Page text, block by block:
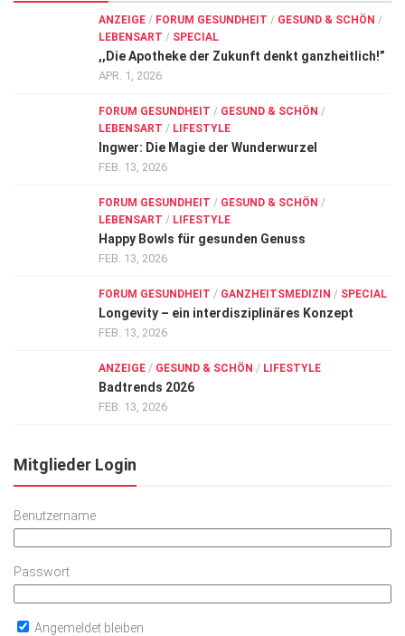
ANZEIGE / FORUM GESUNDHEIT / GESUND & SCHÖN /
LEBENSART / SPECIAL
,,Die Apotheke der Zukunft denkt ganzheitlich!”
APR. 1, 2026
FORUM GESUNDHEIT / GESUND & SCHÖN /
LEBENSART / LIFESTYLE
Ingwer: Die Magie der Wunderwurzel
FEB. 13, 2026
FORUM GESUNDHEIT / GESUND & SCHÖN /
LEBENSART / LIFESTYLE
Happy Bowls für gesunden Genuss
FEB. 13, 2026
FORUM GESUNDHEIT / GANZHEITSMEDIZIN / SPECIAL
Longevity – ein interdisziplinäres Konzept
FEB. 13, 2026
ANZEIGE / GESUND & SCHÖN / LIFESTYLE
Badtrends 2026
FEB. 13, 2026
Mitglieder Login
Benutzername
Passwort
Angemeldet bleiben